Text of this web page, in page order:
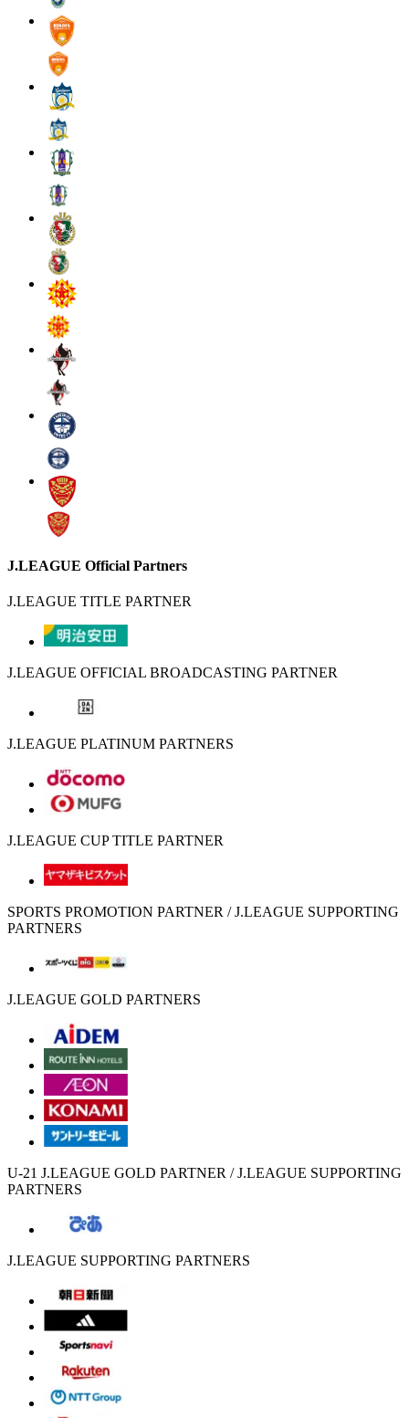
J.LEAGUE Official Partners
J.LEAGUE TITLE PARTNER
J.LEAGUE OFFICIAL BROADCASTING PARTNER
J.LEAGUE PLATINUM PARTNERS
J.LEAGUE CUP TITLE PARTNER
SPORTS PROMOTION PARTNER / J.LEAGUE SUPPORTING
PARTNERS
J.LEAGUE GOLD PARTNERS
U-21 J.LEAGUE GOLD PARTNER / J.LEAGUE SUPPORTING
PARTNERS
J.LEAGUE SUPPORTING PARTNERS